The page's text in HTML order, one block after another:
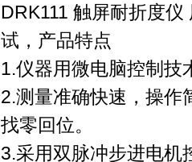
DRK111 触屏耐折度
试，产品特点
1.仪器用微电脑控制技
2.测量准确快速，操作
找零回位。
3.采用双脉冲步进电机